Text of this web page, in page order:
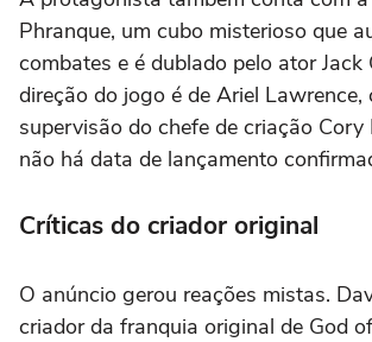
Phranque, um cubo misterioso que
combates e é dublado pelo ator Jack
direção do jogo é de Ariel Lawrence,
supervisão do chefe de criação
não há data de lançamento
Críticas do criador original
O anúncio gerou reações mistas.
criador da franquia original de God